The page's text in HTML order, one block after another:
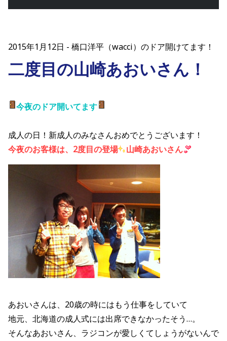
2015年1月12日 橋口洋平（wacci）のドア開けてます！
二度目の山崎あおいさん！
今夜の ドア開いてます
成人の日！新成人のみなさんおめでとうございます！
今夜のお客様は、2度目の登場
山崎あおいさん
あおいさんは、20歳の時にはもう仕事をしていて
地元、北海道の成人式には出席できなかったそう…。
そんなあおいさん、ラジコンが愛しくてしょうがないんで